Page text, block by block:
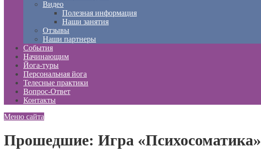
Видео
Полезная информация
Наши занятия
Отзывы
Наши партнеры
События
Начинающим
Йога-туры
Персональная йога
Телесные практики
Вопрос-Ответ
Контакты
Меню сайта
Прошедшие: Игра «Психосоматика»